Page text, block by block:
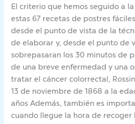
El criterio que hemos seguido a
estas 67 recetas de postres
desde el punto de vista de la
de elaborar y, desde el punto de
sobrepasaran los 30 minutos de
de una breve enfermedad y una
tratar el cáncer colorrectal,
13 de noviembre de 1868 a la
años Además, también es
cuando llegue la hora de recoger